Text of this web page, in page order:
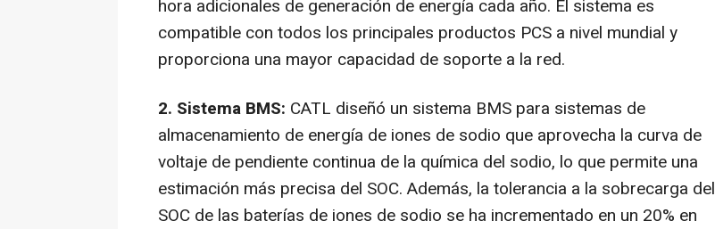
hora adicionales de generación de energía cada año. El sistema es
compatible con todos los principales productos PCS a nivel mundial y
proporciona una mayor capacidad de soporte a la red.
2. Sistema BMS: CATL diseñó un sistema BMS para sistemas de
almacenamiento de energía de iones de sodio que aprovecha la curva de
voltaje de pendiente continua de la química del sodio, lo que permite una
estimación más precisa del SOC. Además, la tolerancia a la sobrecarga del
SOC de las baterías de iones de sodio se ha incrementado en un 20% en